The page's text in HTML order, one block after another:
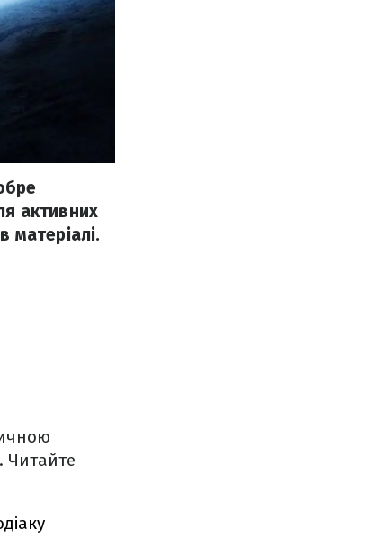
активних
матеріалі.
Читайте